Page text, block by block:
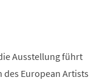
Ausstellung führt
European Artists